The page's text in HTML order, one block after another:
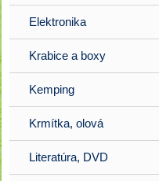
Elektronika
Krabice a boxy
Kemping
Krmítka, olová
Literatúra, DVD